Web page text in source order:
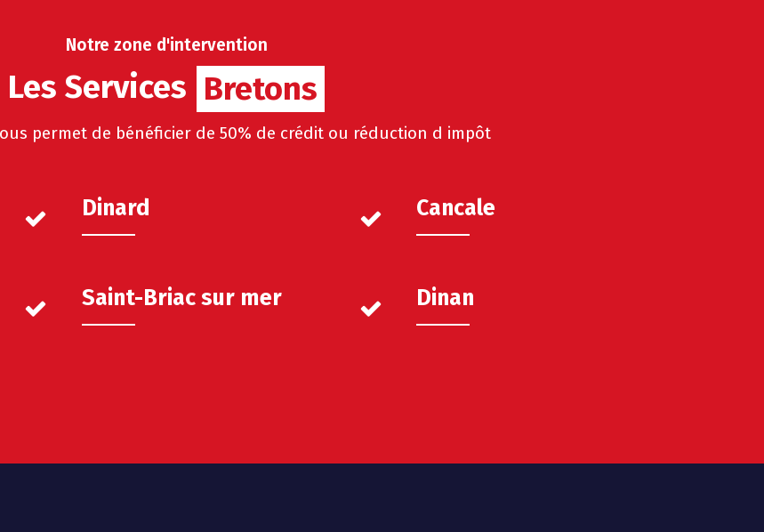
Notre zone d'intervention
Les Services Bretons
Bretons
permet de bénéficier de 50% de crédit ou réduction d impôt
Dinard Cancale
Saint-Briac sur mer Dinan